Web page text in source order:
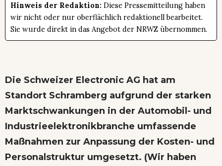
Hinweis der Redaktion: Diese Pressemitteilung haben
wir nicht oder nur oberflächlich redaktionell bearbeitet.
Sie wurde direkt in das Angebot der NRWZ übernommen.
Die Schweizer Electronic AG hat am
Standort Schramberg aufgrund der starken
Marktschwankungen in der Automobil- und
Industrieelektronikbranche umfassende
Maßnahmen zur Anpassung der Kosten- und
Personalstruktur umgesetzt. (Wir haben